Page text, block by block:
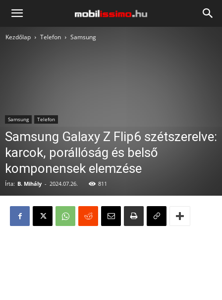
Mobilissimo.hu
Kezdőlap Telefon Samsung
Samsung Telefon
Samsung Galaxy Z Flip6 szétszerelve:
karcok, porállóság és belső
komponensek elemzése
Írta: B. Mihály - 2024.07.26. 811